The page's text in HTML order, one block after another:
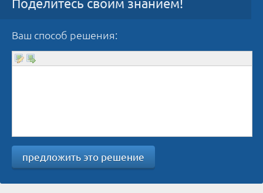
Ваш способ решения:
предложить это решение